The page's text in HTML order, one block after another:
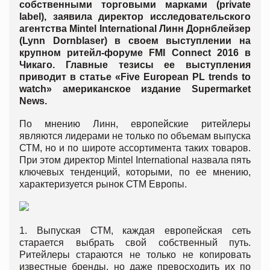
собственными торговыми марками (private
label), заявила директор исследовательского
агентства Mintel International Линн Дорнблейзер
(Lynn Dornblaser) в своем выступлении на
крупном ритейл-форуме FMI Connect 2016 в
Чикаго. Главные тезисы ее выступления
приводит в статье «Five European PL trends to
watch» американское издание Supermarket
News.
По мнению Линн, европейские ритейлеры
являются лидерами не только по объемам выпуска
СТМ, но и по широте ассортимента таких товаров.
При этом директор Mintel International назвала пять
ключевых тенденций, которыми, по ее мнению,
характеризуется рынок СТМ Европы.
1. Выпуская СТМ, каждая европейская сеть
старается выбрать свой собственный путь.
Ритейлеры стараются не только не копировать
известные бренды, но даже превосходить их по